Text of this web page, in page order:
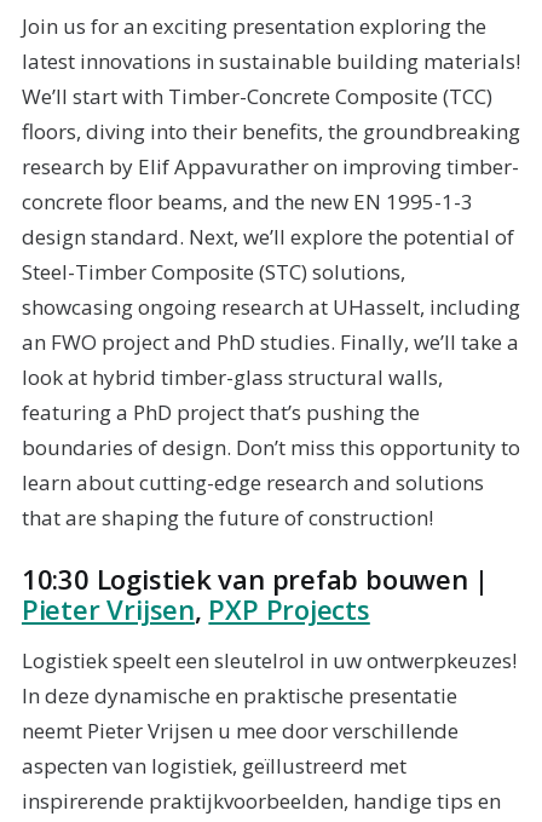
Join us for an exciting presentation exploring the
latest innovations in sustainable building materials!
We’ll start with Timber-Concrete Composite (TCC)
floors, diving into their benefits, the groundbreaking
research by Elif Appavurather on improving timber-
concrete floor beams, and the new EN 1995-1-3
design standard. Next, we’ll explore the potential of
Steel-Timber Composite (STC) solutions,
showcasing ongoing research at UHasselt, including
an FWO project and PhD studies. Finally, we’ll take a
look at hybrid timber-glass structural walls,
featuring a PhD project that’s pushing the
boundaries of design. Don’t miss this opportunity to
learn about cutting-edge research and solutions
that are shaping the future of construction!
10:30 Logistiek van prefab bouwen |
Pieter Vrijsen, PXP Projects
Logistiek speelt een sleutelrol in uw ontwerpkeuzes!
In deze dynamische en praktische presentatie
neemt Pieter Vrijsen u mee door verschillende
aspecten van logistiek, geïllustreerd met
inspirerende praktijkvoorbeelden, handige tips en